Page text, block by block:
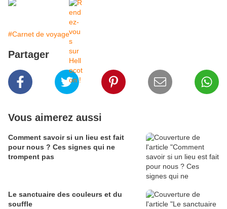
#Carnet de voyage
Partager
Vous aimerez aussi
Comment savoir si un lieu est fait
pour nous ? Ces signes qui ne
trompent pas
Le sanctuaire des couleurs et du
souffle